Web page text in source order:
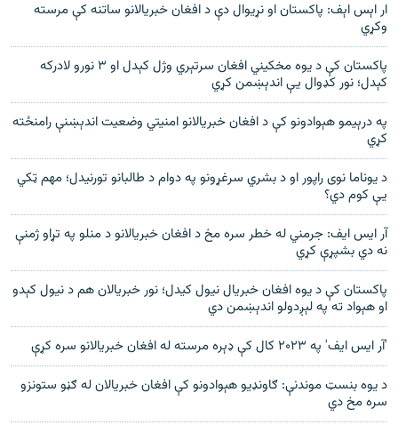
ار اېس اېف: پاکستان او نړیوال دې د افغان خبریالانو ساتنه کې مرسته
وکړي
پاکستان کې د یوه مخکیني افغان سرتېري وژل کېدل او ۳ نورو لادرکه
کېدل؛ نور کډوال یې اندېښمن کړي
په درېیمو هېوادونو کې د افغان خبریالانو امنیتي وضعیت اندېښنې رامنځته
کړي
د یوناما نوی راپور او د بشري سرغړونو په دوام د طالبانو تورنیدل؛ مهم ټکي
یې کوم دي؟
آر ایس ایف: جرمني له خطر سره مخ د افغان خبریالانو د منلو په تړاو ژمنې
نه دي بشپړې کړي
پاکستان کې د یوه افغان خبریال نیول کیدل؛ نور خبریالان هم د نیول کېدو
او هېواد ته په لېږدولو اندېښمن دي
'آر ایس ایف' په ۲۰۲۳ کال کې ډېره مرسته له افغان خبریالانو سره کړې
د یوه بنسټ موندنې: ګاونډیو هېوادونو کې افغان خبریالان له ګڼو ستونزو
سره مخ دي